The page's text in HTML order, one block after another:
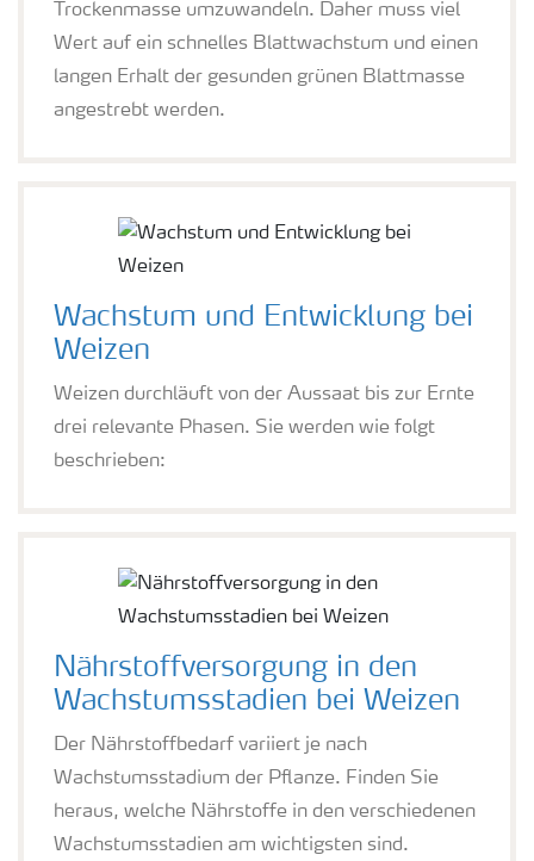
Trockenmasse umzuwandeln. Daher muss viel
Wert auf ein schnelles Blattwachstum und einen
langen Erhalt der gesunden grünen Blattmasse
angestrebt werden.
Wachstum und Entwicklung bei
Weizen
Weizen durchläuft von der Aussaat bis zur Ernte
drei relevante Phasen. Sie werden wie folgt
beschrieben:
Nährstoffversorgung in den
Wachstumsstadien bei Weizen
Der Nährstoffbedarf variiert je nach
Wachstumsstadium der Pflanze. Finden Sie
heraus, welche Nährstoffe in den verschiedenen
Wachstumsstadien am wichtigsten sind.